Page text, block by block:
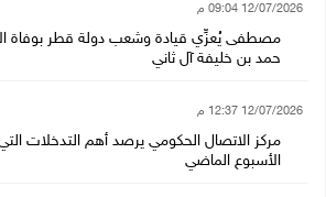
12/07/2026 09:04 م
مصطفى يُعزِّي قيادة وشعب دولة قطر بوفاة
حمد بن خليفة آل ثاني
12/07/2026 12:37 م
مركز الاتصال الحكومي يرصد أهم التدخلات
الأسبوع الماضي